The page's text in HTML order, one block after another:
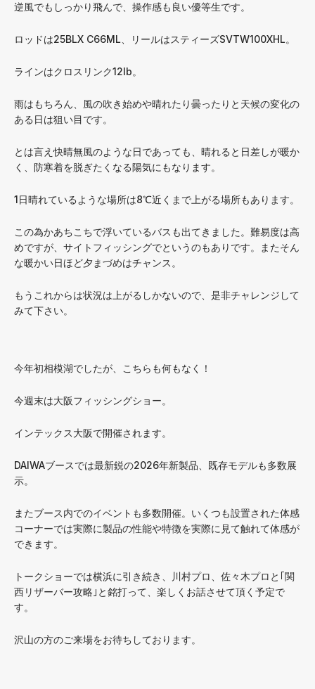
逆風でもしっかり飛んで、操作感も良い優等生です。
ロッドは25BLX C66ML、リールはスティーズSVTW100XHL。
ラインはクロスリンク12lb。
雨はもちろん、風の吹き始めや晴れたり曇ったりと天候の変化の
ある日は狙い目です。
とは言え快晴無風のような日であっても、晴れると日差しが暖か
く、防寒着を脱ぎたくなる陽気にもなります。
1日晴れているような場所は8℃近くまで上がる場所もあります。
この為かあちこちで浮いているバスも出てきました。難易度は高
めですが、サイトフィッシングでというのもありです。またそん
な暖かい日ほど夕まづめはチャンス。
もうこれからは状況は上がるしかないので、是非チャレンジして
みて下さい。
今年初相模湖でしたが、こちらも何もなく！
今週末は大阪フィッシングショー。
インテックス大阪で開催されます。
DAIWAブースでは最新鋭の2026年新製品、既存モデルも多数展
示。
またブース内でのイベントも多数開催。いくつも設置された体感
コーナーでは実際に製品の性能や特徴を実際に見て触れて体感が
できます。
トークショーでは横浜に引き続き、川村プロ、佐々木プロと｢関
西リザーバー攻略｣と銘打って、楽しくお話させて頂く予定で
す。
沢山の方のご来場をお待ちしております。